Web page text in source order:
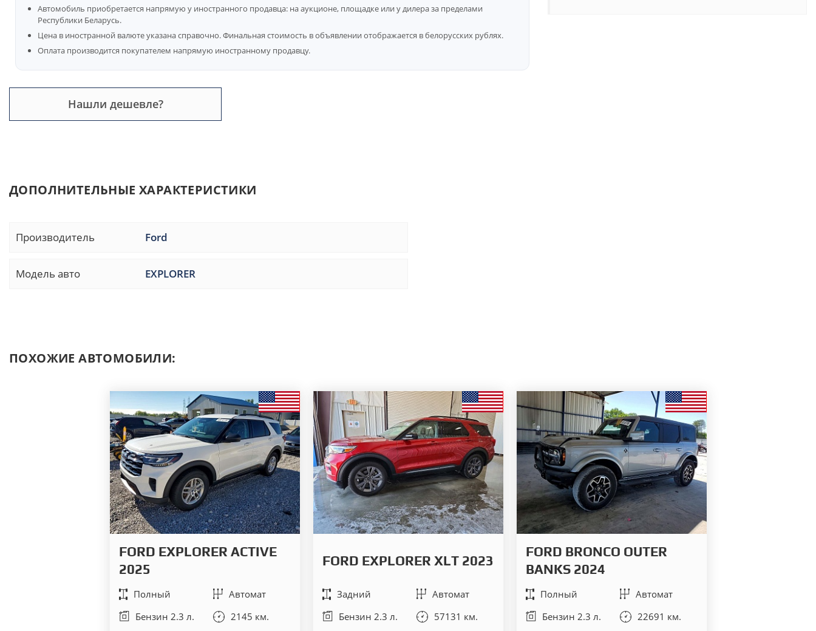
Автомобиль приобретается напрямую у иностранного продавца: на аукционе, площадке или у дилера за пределами
Республики Беларусь.
Цена в иностранной валюте указана справочно. Финальная стоимость в объявлении отображается в белорусских рублях.
Оплата производится покупателем напрямую иностранному продавцу.
Нашли дешевле?
ДОПОЛНИТЕЛЬНЫЕ ХАРАКТЕРИСТИКИ
Производитель Ford
Модель авто EXPLORER
ПОХОЖИЕ АВТОМОБИЛИ:
FORD EXPLORER ACTIVE
2025
Полный
Автомат
Бензин 2.3 л.
2145 км.
FORD EXPLORER XLT 2023
Задний
Автомат
Бензин 2.3 л.
57131 км.
FORD BRONCO OUTER
BANKS 2024
Полный
Автомат
Бензин 2.3 л.
22691 км.